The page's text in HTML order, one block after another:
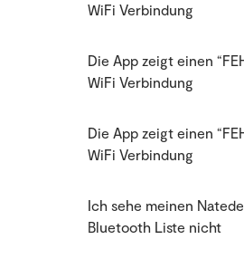
WiFi Verbindung
Die App zeigt einen
WiFi Verbindung
Die App zeigt einen
WiFi Verbindung
Ich sehe meinen
Bluetooth Liste nicht